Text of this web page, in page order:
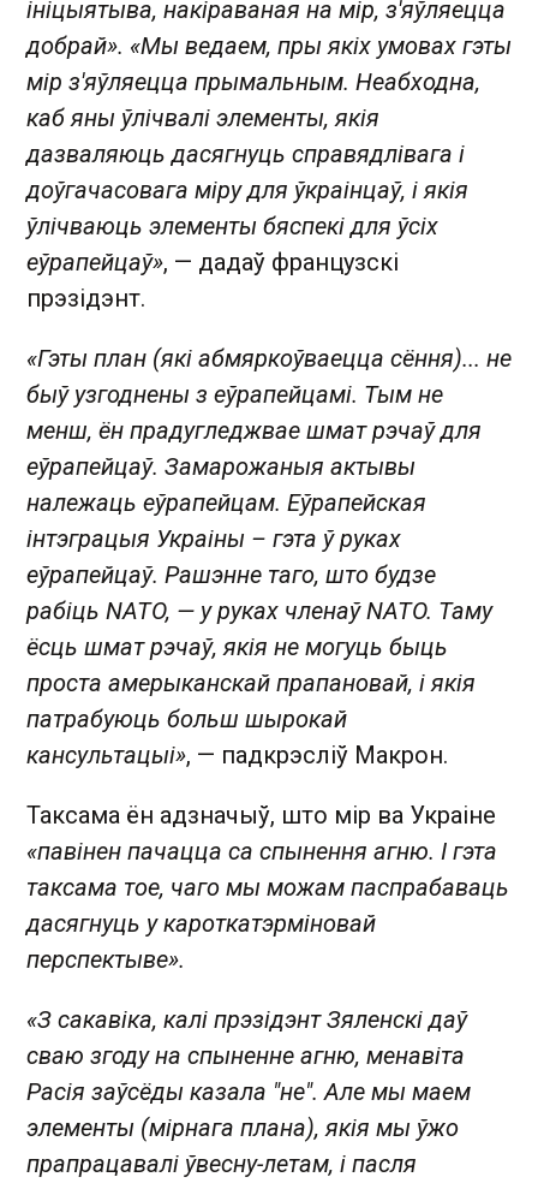
ініцыятыва, накіраваная на мір, з'яўляецца
добрай». «Мы ведаем, пры якіх умовах гэты
мір з'яўляецца прымальным. Неабходна,
каб яны ўлічвалі элементы, якія
дазваляюць дасягнуць справядлівага і
доўгачасовага міру для ўкраінцаў, і якія
ўлічваюць элементы бяспекі для ўсіх
еўрапейцаў», — дадаў французскі
прэзідэнт.
«Гэты план (які абмяркоўваецца сёння)... не
быў узгоднены з еўрапейцамі. Тым не
менш, ён прадугледжвае шмат рэчаў для
еўрапейцаў. Замарожаныя актывы
належаць еўрапейцам. Еўрапейская
інтэграцыя Украіны – гэта ў руках
еўрапейцаў. Рашэнне таго, што будзе
рабіць NATO, — у руках членаў NATO. Таму
ёсць шмат рэчаў, якія не могуць быць
проста амерыканскай прапановай, і якія
патрабуюць больш шырокай
кансультацыі», — падкрэсліў Макрон.
Таксама ён адзначыў, што мір ва Украіне
«павінен пачацца са спынення агню. І гэта
таксама тое, чаго мы можам паспрабаваць
дасягнуць у кароткатэрміновай
перспектыве».
«З сакавіка, калі прэзідэнт Зяленскі даў
сваю згоду на спыненне агню, менавіта
Расія заўсёды казала "не". Але мы маем
элементы (мірнага плана), якія мы ўжо
прапрацавалі ўвесну-летам, і пасля